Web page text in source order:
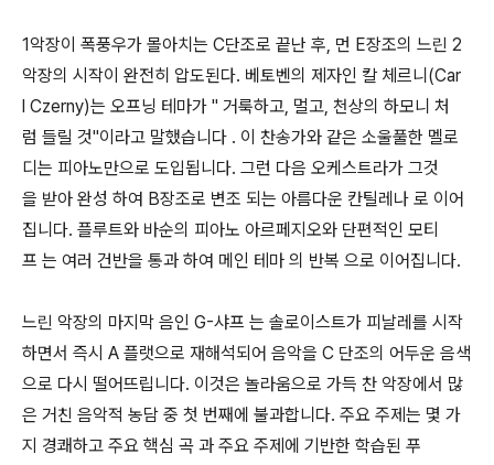
1악장이 폭풍우가 몰아치는 C단조로 끝난 후, 먼 E장조의 느린 2
악장의 시작이 완전히 압도된다. 베토벤의 제자인 칼 체르니(Car
l Czerny)는 오프닝 테마가 " 거룩하고, 멀고, 천상의 하모니 처
럼 들릴 것"이라고 말했습니다 . 이 찬송가와 같은 소울풀한 멜로
디는 피아노만으로 도입됩니다. 그런 다음 오케스트라가 그것
을 받아 완성 하여 B장조로 변조 되는 아름다운 칸틸레나 로 이어
집니다. 플루트와 바순의 피아노 아르페지오와 단편적인 모티
프 는 여러 건반을 통과 하여 메인 테마 의 반복 으로 이어집니다.
느린 악장의 마지막 음인 G-샤프 는 솔로이스트가 피날레를 시작
하면서 즉시 A 플랫으로 재해석되어 음악을 C 단조의 어두운 음색
으로 다시 떨어뜨립니다. 이것은 놀라움으로 가득 찬 악장에서 많
은 거친 음악적 농담 중 첫 번째에 불과합니다. 주요 주제는 몇 가
지 경쾌하고 주요 핵심 곡 과 주요 주제에 기반한 학습된 푸